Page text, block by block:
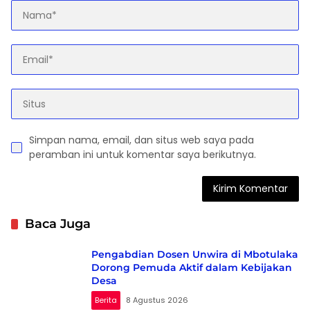
Simpan nama, email, dan situs web saya pada
peramban ini untuk komentar saya berikutnya.
Baca Juga
Pengabdian Dosen Unwira di Mbotulaka
Dorong Pemuda Aktif dalam Kebijakan
Desa
Berita 8 Agustus 2026